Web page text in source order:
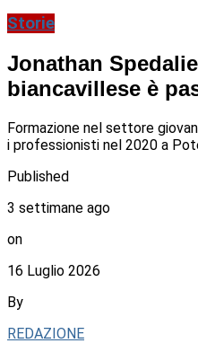
Storie
Jonathan
biancavillese è
Formazione nel settore
i professionisti nel 2020 a
Published
3 settimane ago
on
16 Luglio 2026
By
REDAZIONE